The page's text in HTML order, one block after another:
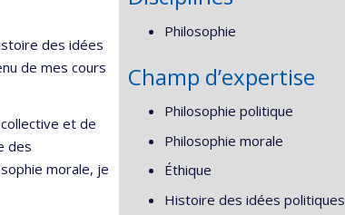
des idées
de mes cours
et de
des
morale, je
Philosophie
Champ d’expertise
Philosophie politique
Philosophie morale
Éthique
Histoire des idées politiques